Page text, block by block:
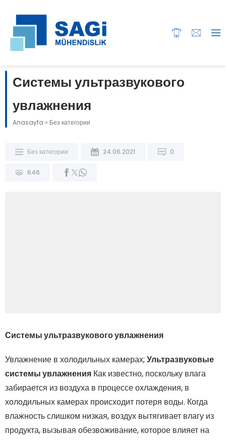
Системы ультразвукового
увлажнения
Anasayfa » Без категории
Без категории 24.06.2021 0
646
Системы ультразвукового увлажнения
Увлажнение в холодильных камерах; Ультразвуковые
системы увлажнения Как известно, поскольку влага
забирается из воздуха в процессе охлаждения, в
холодильных камерах происходит потеря воды. Когда
влажность слишком низкая, воздух вытягивает влагу из
продукта, вызывая обезвоживание, которое влияет на